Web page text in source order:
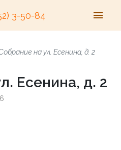
3-50-84
на ул. Есенина, д. 2
Есенина, д. 2